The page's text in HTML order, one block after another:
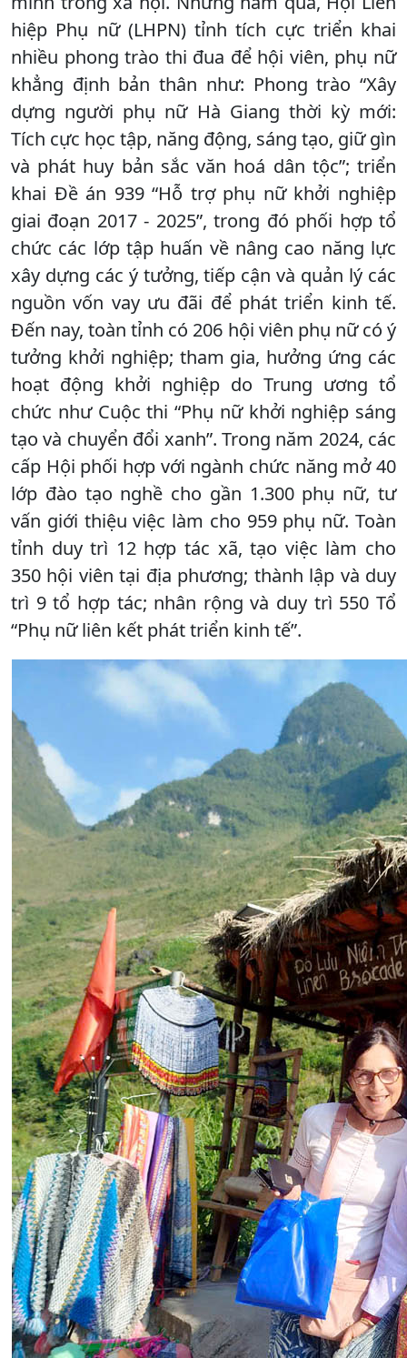
hiệp Phụ nữ (LHPN) tỉnh tích cực triển khai
nhiều phong trào thi đua để hội viên, phụ nữ
khẳng định bản thân như: Phong trào “Xây
dựng người phụ nữ Hà Giang thời kỳ mới:
Tích cực học tập, năng động, sáng tạo, giữ gìn
và phát huy bản sắc văn hoá dân tộc”; triển
khai Đề án 939 “Hỗ trợ phụ nữ khởi nghiệp
giai đoạn 2017 - 2025”, trong đó phối hợp tổ
chức các lớp tập huấn về nâng cao năng lực
xây dựng các ý tưởng, tiếp cận và quản lý các
nguồn vốn vay ưu đãi để phát triển kinh tế.
Đến nay, toàn tỉnh có 206 hội viên phụ nữ có ý
tưởng khởi nghiệp; tham gia, hưởng ứng các
hoạt động khởi nghiệp do Trung ương tổ
chức như Cuộc thi “Phụ nữ khởi nghiệp sáng
tạo và chuyển đổi xanh”. Trong năm 2024, các
cấp Hội phối hợp với ngành chức năng mở 40
lớp đào tạo nghề cho gần 1.300 phụ nữ, tư
vấn giới thiệu việc làm cho 959 phụ nữ. Toàn
tỉnh duy trì 12 hợp tác xã, tạo việc làm cho
350 hội viên tại địa phương; thành lập và duy
trì 9 tổ hợp tác; nhân rộng và duy trì 550 Tổ
“Phụ nữ liên kết phát triển kinh tế”.